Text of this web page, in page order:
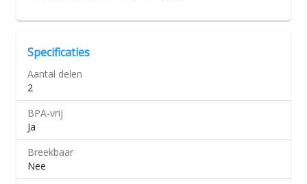
Specificaties
Aantal delen
2
BPA-vrij
Ja
Breekbaar
Nee